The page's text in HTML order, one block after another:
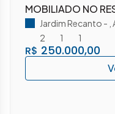
MOBILIADO NO
AMERICANA-SP
R$ 250.000,00
Jardim Recanto
2
1 1